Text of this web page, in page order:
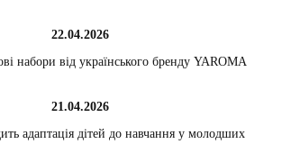
22.04.2026
набори від українського бренду YAROMA
21.04.2026
адаптація дітей до навчання у молодших